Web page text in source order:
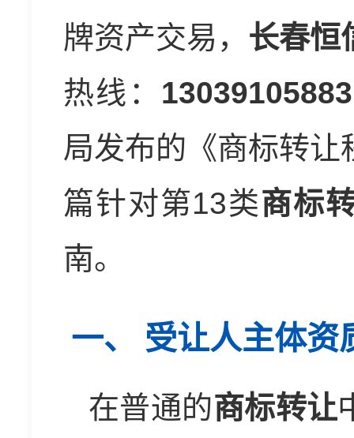
牌资产交易， 长春恒
热线： 13039105883
局发布的《商标转
篇针对第13类商标
南。
一、 受让人主体资
在普通的商标转让